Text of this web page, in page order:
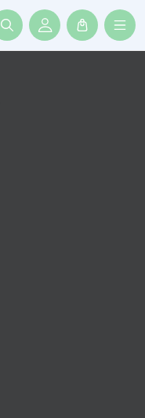
Войти или